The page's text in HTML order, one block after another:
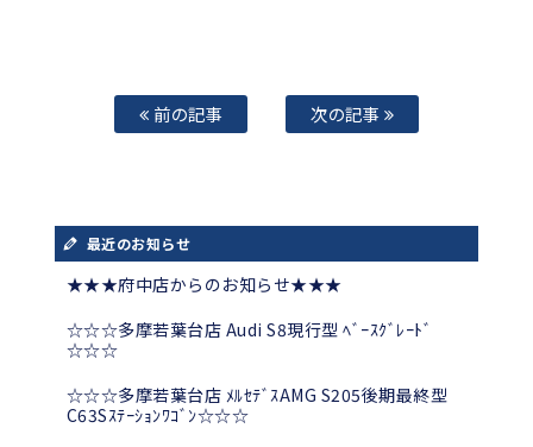
前の記事 次の記事
最近のお知らせ
★★★府中店からのお知らせ★★★
☆☆☆多摩若葉台店 Audi S8現行型 ﾍﾞｰｽｸﾞﾚｰﾄﾞ
☆☆☆
☆☆☆多摩若葉台店 ﾒﾙｾﾃﾞｽAMG S205後期最終型
C63Sｽﾃｰｼｮﾝﾜｺﾞﾝ☆☆☆